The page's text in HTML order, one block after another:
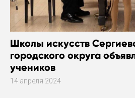
Школы искусств
городского округа
учеников
14 апреля 2024